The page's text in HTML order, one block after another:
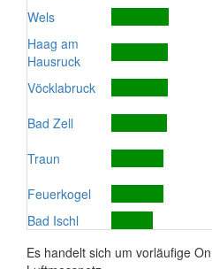
Wels
Haag am
Hausruck
Vöcklabruck
Bad Zell
Traun
Feuerkogel
Bad Ischl
Es handelt sich um vorläufige